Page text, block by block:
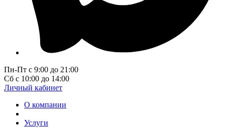
Пн-Пт с 9:00 до 21:00
Сб с 10:00 до 14:00
Личный кабинет
О компании
Услуги